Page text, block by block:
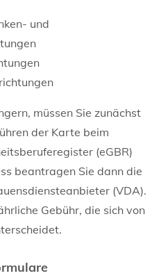
und
müssen Sie zunächst
der Karte beim
(eGBR)
beantragen Sie dann die
(VDA).
Gebühr, die sich von